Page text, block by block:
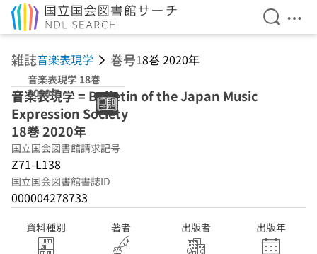
検索を
メ
雑誌音楽表現学 巻号18巻 2020年
音楽表現学 18巻
2020年
音楽表現学 = Bulletin of the Japan Music
Expression Society
18巻 2020年
国立国会図書館請求記号
Z71-L138
国立国会図書館書誌ID
000004278733
資料種別 著者 出版者 出版年